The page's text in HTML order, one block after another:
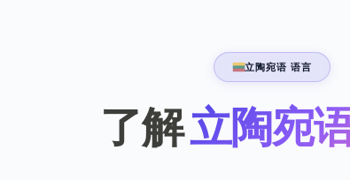
立陶宛语 语言
了解立陶宛